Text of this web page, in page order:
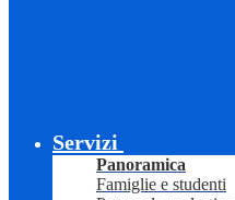
Servizi
Panoramica
Famiglie e studenti